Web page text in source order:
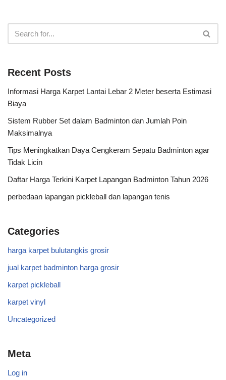
Recent Posts
Informasi Harga Karpet Lantai Lebar 2 Meter beserta Estimasi
Biaya
Sistem Rubber Set dalam Badminton dan Jumlah Poin
Maksimalnya
Tips Meningkatkan Daya Cengkeram Sepatu Badminton agar
Tidak Licin
Daftar Harga Terkini Karpet Lapangan Badminton Tahun 2026
perbedaan lapangan pickleball dan lapangan tenis
Categories
harga karpet bulutangkis grosir
jual karpet badminton harga grosir
karpet pickleball
karpet vinyl
Uncategorized
Meta
Log in